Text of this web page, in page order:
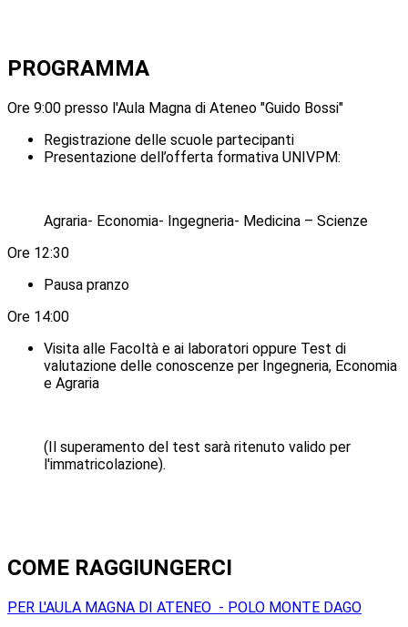
PROGRAMMA
Ore 9:00 presso l'Aula Magna di Ateneo "Guido Bossi"
Registrazione delle scuole partecipanti
Presentazione dell’offerta formativa UNIVPM:
Agraria- Economia- Ingegneria- Medicina – Scienze
Ore 12:30
Pausa pranzo
Ore 14:00
Visita alle Facoltà e ai laboratori oppure Test di
valutazione delle conoscenze per Ingegneria, Economia
e Agraria
(Il superamento del test sarà ritenuto valido per
l'immatricolazione).
COME RAGGIUNGERCI
PER L'AULA MAGNA DI ATENEO - POLO MONTE DAGO